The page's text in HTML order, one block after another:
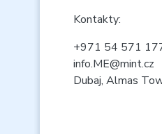
Kontakty:
+971 54 571
info.ME@mint.cz
Dubaj, Almas